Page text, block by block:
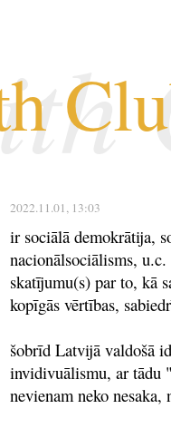
2022.11.01, 13:03
ir sociālā demokrātija,
nacionālsociālisms,
skatījumu(s) par to, kā
kopīgās vērtības,
šobrīd Latvijā valdošā
invidivuālismu, ar tādu
nevienam neko